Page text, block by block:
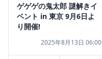
ゲゲゲの鬼太郎 謎解きイ
ベント in 東京 9月6日よ
り開催!
2025年8月13日 06:00